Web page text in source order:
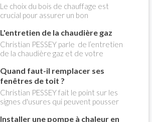
Le choix du bois de chauffage est
crucial pour assurer un bon
l'impact environnemental. Mais
comment reconnaître un bois de
qualité ? Plusieurs critères entrent en
jeu : le type d'essence, le taux
d'humidité, la densité et la saison de
coupe.
L'entretien de la chaudière gaz
Christian PESSEY parle de l’entretien
de la chaudière gaz et de votre
avez un système par radiateurs ou un
plancher chauffant, qui sont alimentés
par une chaudière au gaz, vous devez
faire entretenir celle-ci une fois par
an, que vous soyez locataire ou
propriétaire occupant. C’est la même
Quand faut-il remplacer ses
fenêtres de toit ?
Christian PESSEY fait le point sur les
signes d'usures qui peuvent pousser
toit. En remplaçant vos fenêtre de toit
Installer une pompe à chaleur en